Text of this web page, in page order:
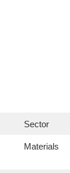
Sector
Materials